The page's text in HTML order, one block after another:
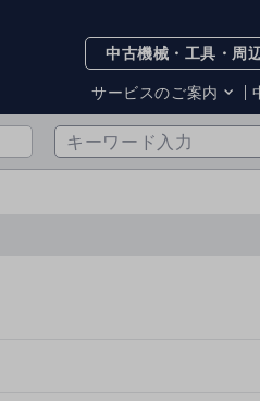
中古機械・工具・周
サービスのご案内
サービスのご案内
お知らせ